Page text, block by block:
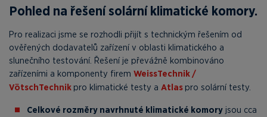
Pohled na řešení solární klimatické komory.
Pro realizaci jsme se rozhodli přijít s technickým řešením od
ověřených dodavatelů zařízení v oblasti klimatického a
slunečního testování. Řešení je převážně kombinováno
zařízeními a komponenty firem WeissTechnik /
VötschTechnik pro klimatické testy a Atlas pro solární testy.
Celkové rozměry navrhnuté klimatické komory jsou cca